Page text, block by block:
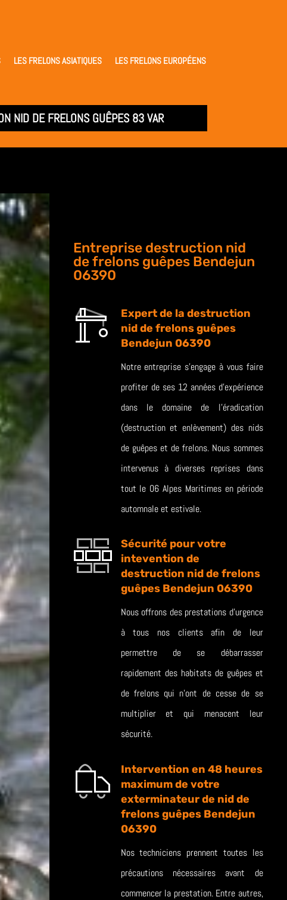
LES FRELONS ASIATIQUES
LES FRELONS EUROPÉENS
NID DE FRELONS GUÊPES 83 VAR
Entreprise destruction nid
de frelons guêpes Bendejun
06390
Expert de la destruction
nid de frelons guêpes
Bendejun 06390
Notre entreprise s’engage à vous faire
profiter de ses 12 années d’expérience
dans le domaine de l’éradication
(destruction et enlèvement) des nids
de guêpes et de frelons. Nous sommes
intervenus à diverses reprises dans
tout le 06 Alpes Maritimes en période
automnale et estivale.
Sécurité pour votre
intevention de
destruction nid de frelons
guêpes Bendejun 06390
Nous offrons des prestations d’urgence
à tous nos clients afin de leur
permettre de se débarrasser
rapidement des habitats de guêpes et
de frelons qui n’ont de cesse de se
multiplier et qui menacent leur
sécurité.
Intervention en 48 heures
maximum de votre
exterminateur de nid de
frelons guêpes Bendejun
06390
Nos techniciens prennent toutes les
précautions nécessaires avant de
commencer la prestation. Entre autres,